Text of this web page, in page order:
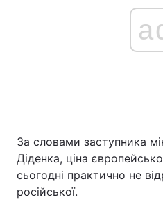
За словами заступника
Діденка, ціна
сьогодні практично не
російської.